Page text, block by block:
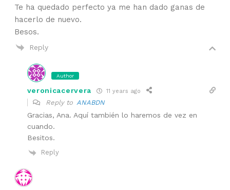
Te ha quedado perfecto ya me han dado ganas de
hacerlo de nuevo.
Besos.
Reply
Author
veronicacervera 11 years ago
Reply to ANABDN
Gracias, Ana. Aquí también lo haremos de vez en
cuando.
Besitos.
Reply